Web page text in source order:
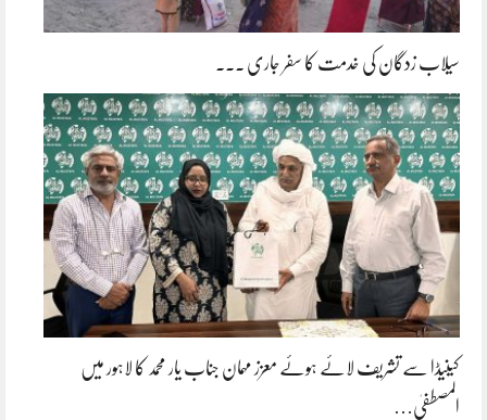
سیلاب زدگان کی خدمت کا سفر جاری ۔۔۔
کینیڈا سے تشریف لائے ہوئے معزز مہمان جناب یار محمد کا لاہور میں
المصطفیٰ…